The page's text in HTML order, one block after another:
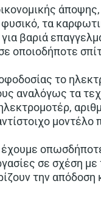
τα
βαριά
οποιοδήποτε
το
αναλόγως τα
μοντέλο
έχουμε
σε σχέση με
την απόδοση